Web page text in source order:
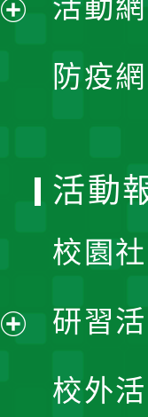
選
開
活動
防疫
活動
校園
研習
校外